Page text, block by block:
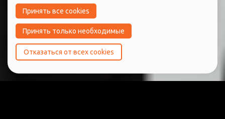
Принять все cookies
Принять только необходимые
Отказаться от всех cookies